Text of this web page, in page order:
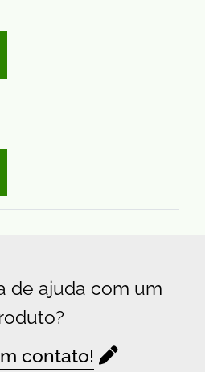
de ajuda com um
contato!